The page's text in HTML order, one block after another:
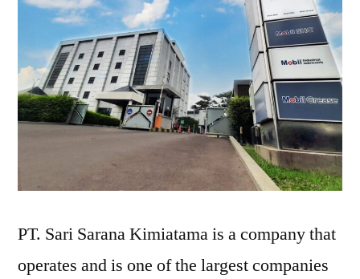
PT. Sari Sarana Kimiatama is a company that
operates and is one of the largest companies